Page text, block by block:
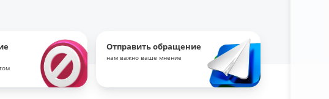
Отправить обращение
нам важно ваше мнение